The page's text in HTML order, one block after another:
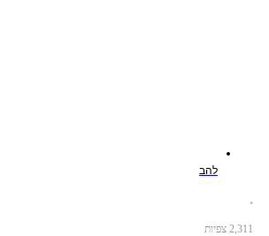
להב
•
2,311 צפיות